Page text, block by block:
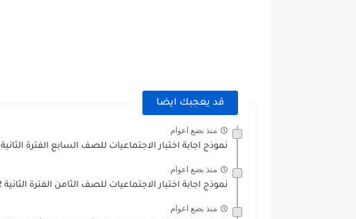
قد يعجبك ايضا
منذ بضع اعوام
نموذج اجابة اختبار الاجتماعيات للصف السابع الفترة الثانية 2022-2023 منطقة...
منذ بضع اعوام
نموذج اجابة اختبار الاجتماعيات للصف الثامن الفترة الثانية 2022-2023 منطقة...
منذ بضع اعوام